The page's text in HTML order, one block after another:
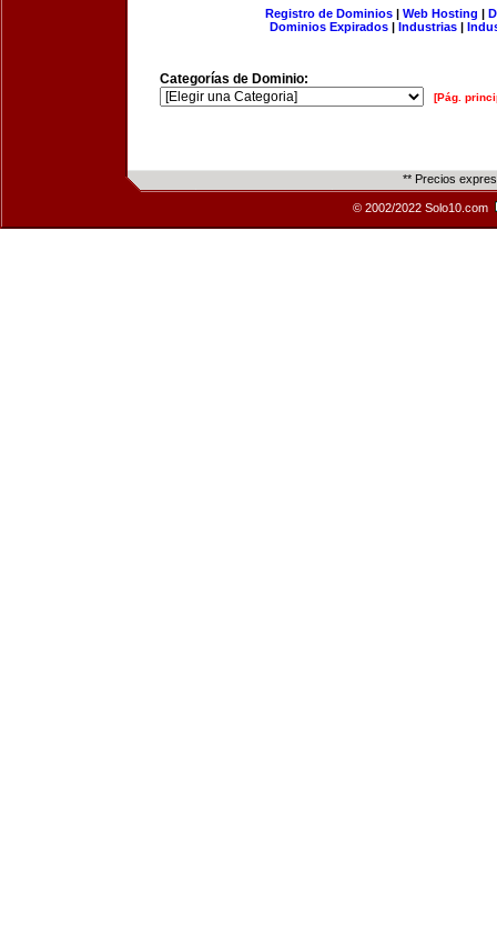
Registro de Dominios| Web Hosting |
Dominios Expirados | Industrias |
Categorías de Dominio:
[Pág.
** Precios
© 2002/2022 Solo10.com